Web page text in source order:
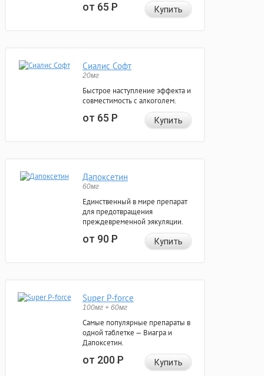
от 65Р Купить
Сиалис Софт
20мг
Быстрое наступление эффекта и
совместимость с алкоголем.
от 65Р Купить
Дапоксетин
60мг
Единственный в мире препарат
для предотвращения
преждевременной эякуляции.
от 90Р Купить
Super P-force
100мг + 60мг
Самые популярные препараты в
одной таблетке — Виагра и
Дапоксетин.
от 200Р Купить